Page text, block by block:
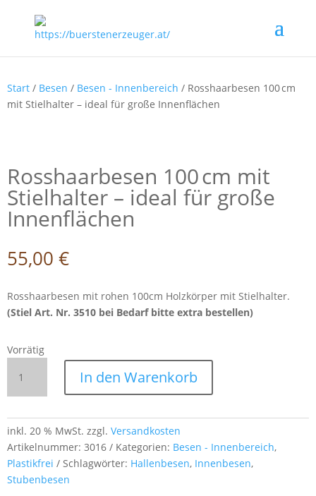
Start / Besen / Besen - Innenbereich / Rosshaarbesen 100 cm
mit Stielhalter – ideal für große Innenflächen
Rosshaarbesen 100 cm mit
Stielhalter – ideal für große
Innenflächen
55,00 €
Rosshaarbesen mit rohen 100cm Holzkörper mit Stielhalter.
(Stiel Art. Nr. 3510 bei Bedarf bitte extra bestellen)
Vorrätig
Rosshaarbesen
100 cm
mit
–
ideal
für
große
In den Warenkorb
inkl. 20 % MwSt. zzgl. Versandkosten
Artikelnummer: 3016 Kategorien: Besen - Innenbereich,
Plastikfrei
Schlagwörter: Hallenbesen, Innenbesen,
Stubenbesen